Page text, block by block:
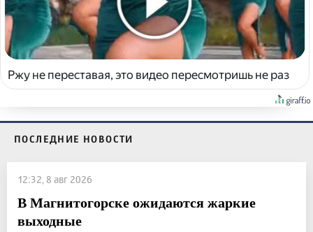
Ржу не переставая, это видео пересмотришь не раз
ПОСЛЕДНИЕ НОВОСТИ
12:32, 8 авг 2026
В Магнитогорске ожидаются жаркие
выходные